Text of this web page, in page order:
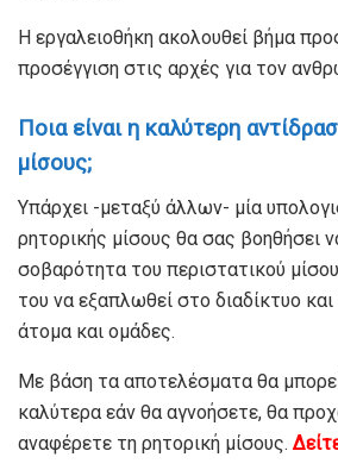
Η εργαλειοθήκη ακολουθεί βήμα
προσέγγιση στις αρχές για τον
Ποια είναι η καλύτερη
μίσους;
Υπάρχει -μεταξύ άλλων- μία
ρητορικής μίσους θα σας βοηθήσει
σοβαρότητα του περιστατικού
του να εξαπλωθεί στο διαδίκτυο
άτομα και ομάδες.
Με βάση τα αποτελέσματα θα
καλύτερα εάν θα αγνοήσετε, θα
αναφέρετε τη ρητορική μίσους.